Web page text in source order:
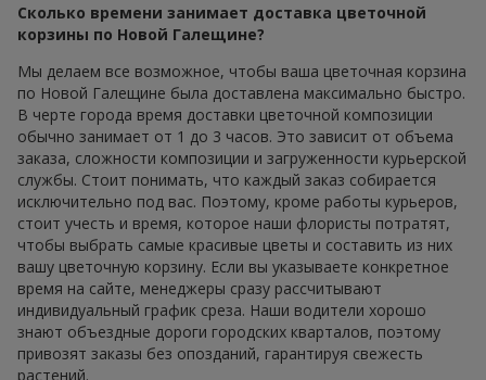
Сколько времени занимает доставка цветочной
корзины по Новой Галещине?
Мы делаем все возможное, чтобы ваша цветочная корзина
по Новой Галещине была доставлена максимально быстро.
В черте города время доставки цветочной композиции
обычно занимает от 1 до 3 часов. Это зависит от объема
заказа, сложности композиции и загруженности курьерской
службы. Стоит понимать, что каждый заказ собирается
исключительно под вас. Поэтому, кроме работы курьеров,
стоит учесть и время, которое наши флористы потратят,
чтобы выбрать самые красивые цветы и составить из них
вашу цветочную корзину. Если вы указываете конкретное
время на сайте, менеджеры сразу рассчитывают
индивидуальный график среза. Наши водители хорошо
знают объездные дороги городских кварталов, поэтому
привозят заказы без опозданий, гарантируя свежесть
растений.